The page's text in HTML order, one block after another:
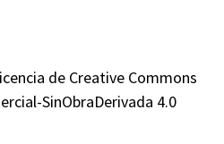
de Creative Commons
SinObraDerivada 4.0